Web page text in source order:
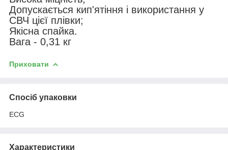
Допускається кип'ятіння і використання у
СВЧ цієї плівки;
Якісна спайка.
Вага - 0,31 кг
Приховати
Спосіб упаковки
ECG
Характеристики